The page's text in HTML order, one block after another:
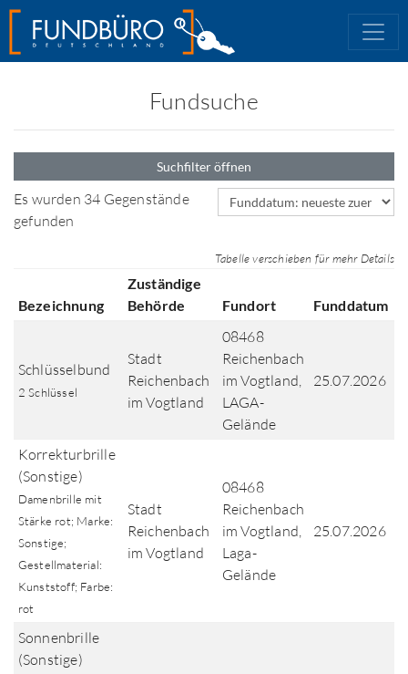
Fundsuche
Suchfilter öffnen
Es wurden 34 Gegenstände
gefunden
Sortierfeld
Tabelle verschieben für mehr Details
Bezeichnung
Zuständige
Behörde
Fundort Funddatum
Schlüsselbund
2 Schlüssel
Stadt
Reichenbach
im Vogtland
08468
Reichenbach
im Vogtland,
LAGA-
Gelände
25.07.2026
Korrekturbrille
(Sonstige)
Damenbrille mit
Stärke rot; Marke:
Sonstige;
Gestellmaterial:
Kunststoff; Farbe:
rot
Stadt
Reichenbach
im Vogtland
08468
Reichenbach
im Vogtland,
Laga-
Gelände
25.07.2026
Sonnenbrille
(Sonstige)